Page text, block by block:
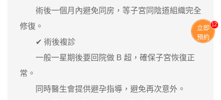
術後一個月內避免同房，等子宮同陰道組織完全
修復。
✔ 術後複診
一般一星期後要回院做 B 超，確保子宮恢復正
常。
同時醫生會提供避孕指導，避免再次意外。
立即
預約
11